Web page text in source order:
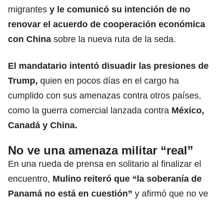
migrantes y le comunicó su intención de no
renovar el acuerdo de cooperación económica
con China sobre la nueva ruta de la seda.
El mandatario intentó disuadir las presiones de
Trump, quien en pocos días en el cargo ha
cumplido con sus amenazas contra otros países,
como la guerra comercial lanzada contra México,
Canadá y China.
No ve una amenaza militar “real”
En una rueda de prensa en solitario al finalizar el
encuentro, Mulino reiteró que “la soberanía de
Panamá no está en cuestión” y afirmó que no ve